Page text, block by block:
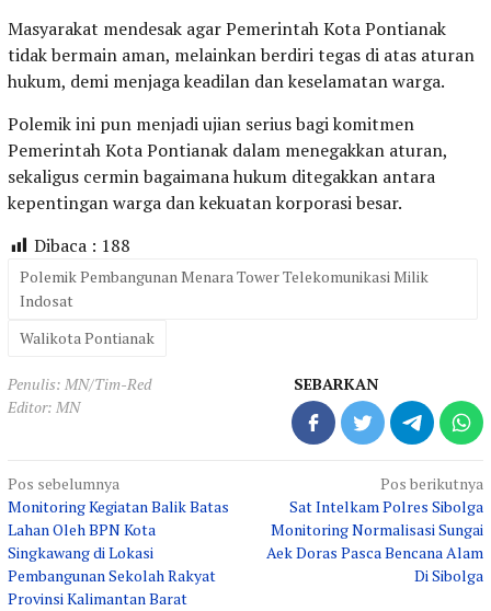
Masyarakat mendesak agar Pemerintah Kota Pontianak
tidak bermain aman, melainkan berdiri tegas di atas aturan
hukum, demi menjaga keadilan dan keselamatan warga.
Polemik ini pun menjadi ujian serius bagi komitmen
Pemerintah Kota Pontianak dalam menegakkan aturan,
sekaligus cermin bagaimana hukum ditegakkan antara
kepentingan warga dan kekuatan korporasi besar.
Dibaca : 188
Polemik Pembangunan Menara Tower Telekomunikasi Milik
Indosat
Walikota Pontianak
Penulis: MN/Tim-Red
Editor: MN
SEBARKAN
Navigasi
pos
Pos sebelumnya
Monitoring Kegiatan Balik Batas
Lahan Oleh BPN Kota
Singkawang di Lokasi
Pembangunan Sekolah Rakyat
Provinsi Kalimantan Barat
Pos berikutnya
Sat Intelkam Polres Sibolga
Monitoring Normalisasi Sungai
Aek Doras Pasca Bencana Alam
Di Sibolga